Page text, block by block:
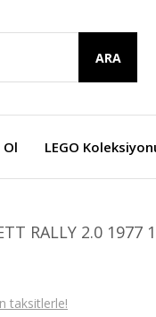
ARA
LEGO
RALLY 2.0 1977
taksitlerle!